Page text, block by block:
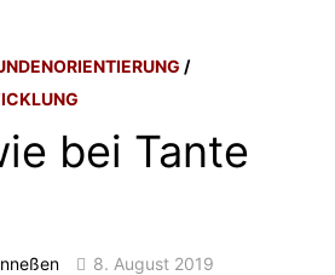
/
bei Tante
8. August 2019